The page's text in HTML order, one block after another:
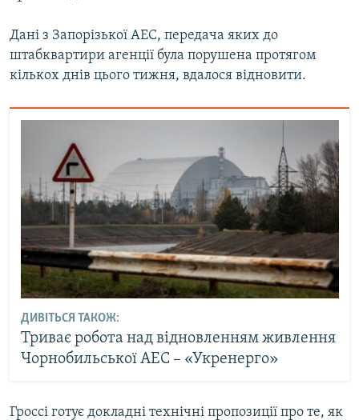
Дані з Запорізької АЕС, передача яких до
штабквартири агенції була порушена протягом
кількох днів цього тижня, вдалося відновити.
ДИВІТЬСЯ ТАКОЖ:
Триває робота над відновленням живлення
Чорнобильської АЕС – «Укренерго»
Гроссі готує докладні технічні пропозиції про те, як